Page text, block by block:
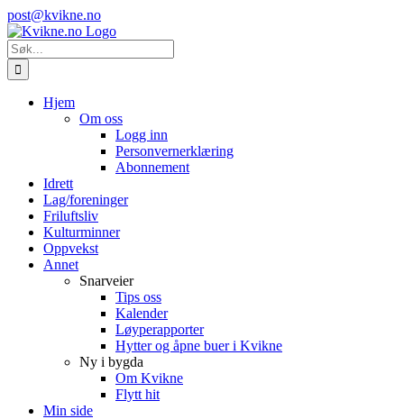
Skip
to
content
Instagram
E-
post
post@kvikne.no
Søk
etter:
Hjem
Om oss
Logg inn
Personvernerklæring
Abonnement
Idrett
Lag/foreninger
Friluftsliv
Kulturminner
Oppvekst
Annet
Snarveier
Tips oss
Kalender
Løyperapporter
Hytter og åpne buer i Kvikne
Ny i bygda
Om Kvikne
Flytt hit
Min side